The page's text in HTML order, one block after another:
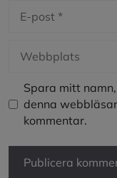
post
Spara mitt
denna
kommentar.